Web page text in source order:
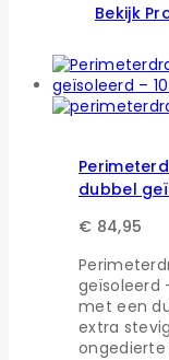
Bekijk
dubbel
€ 84,95
geïsoleerd
met een
extra
ongedierte